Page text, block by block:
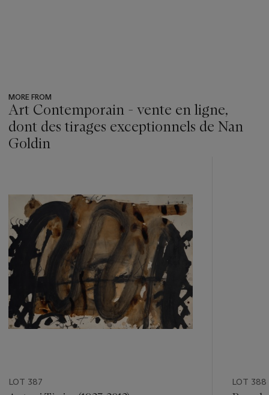
MORE FROM
Art Contemporain - vente en ligne,
dont des tirages exceptionnels de Nan
Goldin
LOT 387 LOT 388